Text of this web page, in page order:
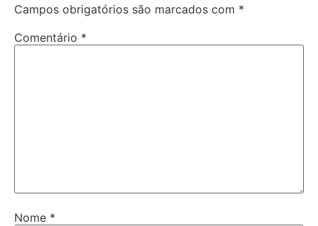
Campos obrigatórios são marcados com *
Comentário *
Nome *